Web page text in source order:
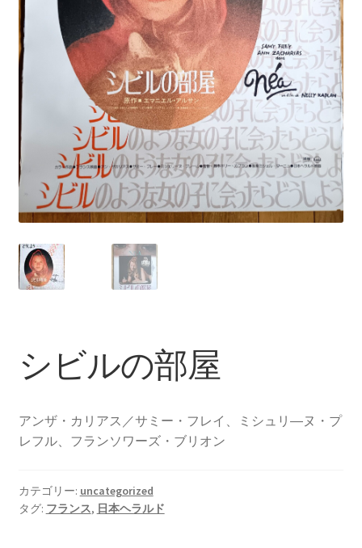
シビルの部屋
アンザ・カリアス／サミー・フレイ、ミシュリ―ヌ・プ
レフル、フランソワーズ・ブリオン
カテゴリー: uncategorized
タグ: フランス, 日本ヘラルド